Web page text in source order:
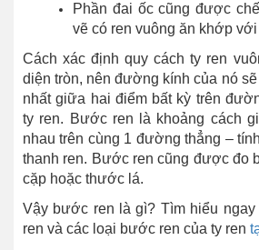
Phần đai ốc cũng được
vẽ có ren vuông ăn khớp với
Cách xác định quy cách ty ren
diện tròn, nên đường kính của nó
nhất giữa hai điểm bất kỳ trên
ty ren. Bước ren là khoảng cách
nhau trên cùng 1 đường thẳng –
thanh ren. Bước ren cũng được đo
cặp hoặc thước lá.
Vậy bước ren là gì? Tìm hiểu
ren và các loại bước ren của ty ren